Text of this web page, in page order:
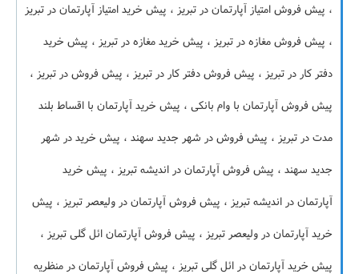
، پیش فروش امتیاز آپارتمان در تبریز ، پیش خرید امتیاز آپارتمان در تبریز
، پیش فروش مغازه در تبریز ، پیش خرید مغازه در تبریز ، پیش خرید
دفتر کار در تبریز ، پیش فروش دفتر کار در تبریز ، پیش فروش در تبریز ،
پیش فروش آپارتمان با وام بانکی ، پیش خرید آپارتمان با اقساط بلند
مدت در تبریز ، پیش فروش در شهر جدید سهند ، پیش خرید در شهر
جدید سهند ، پیش فروش آپارتمان در اندیشه تبریز ، پیش خرید
آپارتمان در اندیشه تبریز ، پیش فروش آپارتمان در ولیعصر تبریز ، پیش
خرید آپارتمان در ولیعصر تبریز ، پیش فروش آپارتمان ائل گلی تبریز ،
پیش خرید آپارتمان در ائل گلی تبریز ، پیش فروش آپارتمان در منظریه